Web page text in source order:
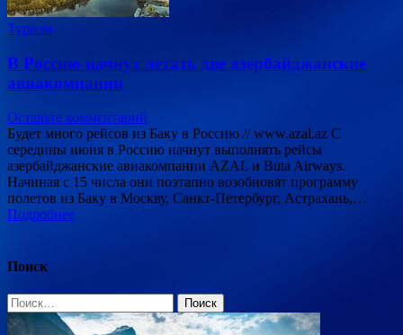
Туризм
В Россию начнут летать две азербайджанские
авиакомпании
Оставьте комментарий
Будет много рейсов из Баку в Россию // www.azal.az С
середины июня в Россию начнут выполнять рейсы
азербайджанские авиакомпании AZAL и Buta Airways.
Начиная с 15 числа они поэтапно возобновят программу
полетов из Баку в Москву, Санкт-Петербург, Астрахань,…
Подробнее
Поиск
Найти: